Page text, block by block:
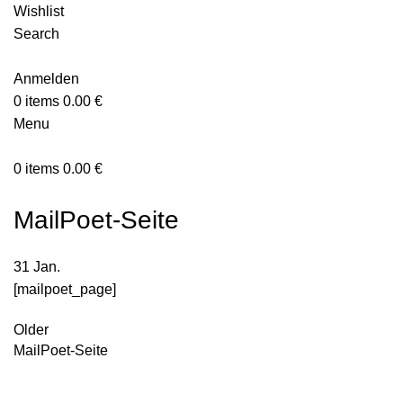
Wishlist
Search
Anmelden
0 items 0.00 €
Menu
0 items 0.00 €
MailPoet-Seite
31 Jan.
[mailpoet_page]
Older
MailPoet-Seite